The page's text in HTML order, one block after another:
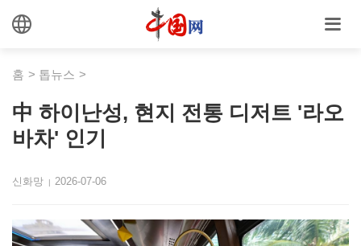
홈 > 톱뉴스 >
中 하이난성, 현지 전통 디저트 '라오
바차' 인기
신화망 | 2026-07-06